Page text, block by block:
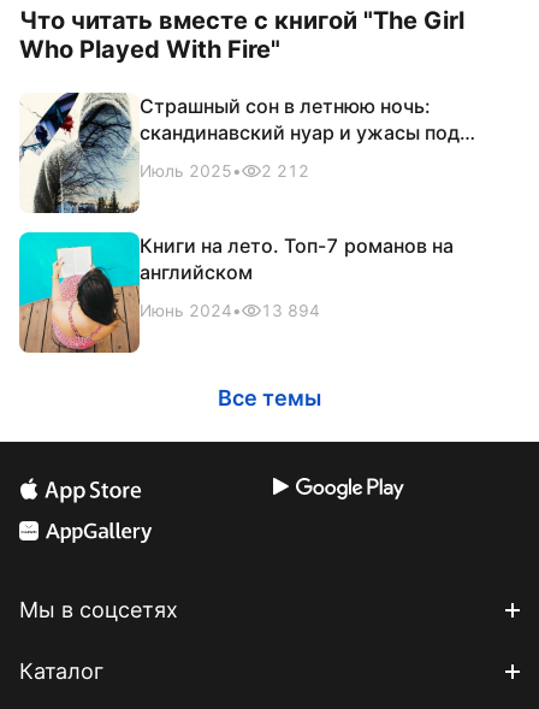
Что читать вместе с книгой "The Girl
Who Played With Fire"
Страшный сон в летнюю ночь:
скандинавский нуар и ужасы под
маской социал-демократии
Июль 2025• 2 212
Книги на лето. Топ-7 романов на
английском
Июнь 2024• 13 894
Все темы
Мы в соцсетях
Каталог